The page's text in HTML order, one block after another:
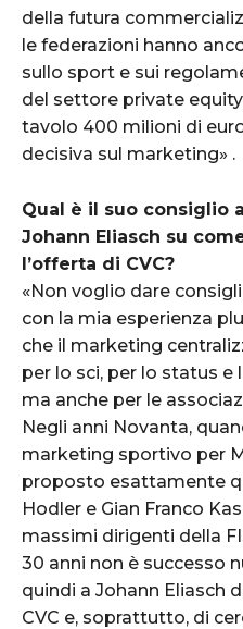
della futura
le federazioni hanno
sullo sport e sui
del settore private
tavolo 400 milioni di
decisiva sul marketing» .
Qual è il suo consiglio
Johann Eliasch su
l’offerta di CVC?
«Non voglio dare
con la mia esperienza
che il marketing
per lo sci, per lo status e
ma anche per le
Negli anni Novanta,
marketing sportivo per
proposto esattamente
Hodler e Gian Franco
massimi dirigenti della
30 anni non è successo
quindi a Johann Eliasch
CVC e, soprattutto, di